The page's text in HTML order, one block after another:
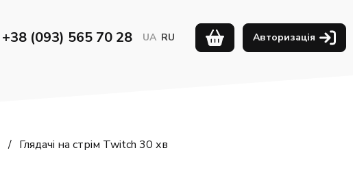
+38 (093) 565 70 28 UA RU Авторизація
Глядачі на стрім Twitch 30 хв